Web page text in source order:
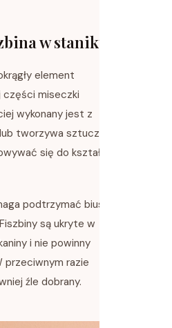
w staniku?
element
części miseczki
wykonany jest z
tworzywa sztucznego i
się do kształtu
podtrzymać biust i
są ukryte w
i nie powinny
przeciwnym razie
źle dobrany.